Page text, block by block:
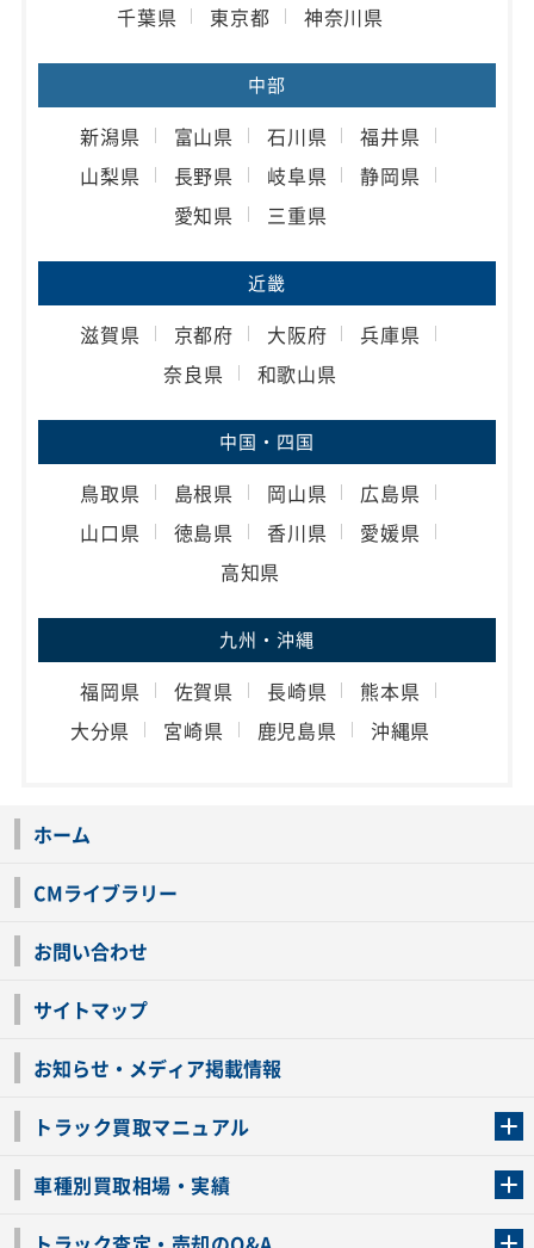
千葉県
東京都 神奈川県
中部
新潟県 富山県 石川県
福井県
山梨県
長野県 岐阜県
静岡県
愛知県
三重県
近畿
滋賀県 京都府 大阪府
兵庫県
奈良県
和歌山県
中国・四国
鳥取県 島根県 岡山県
広島県
山口県
徳島県 香川県
愛媛県
高知県
九州・沖縄
福岡県 佐賀県 長崎県
熊本県
大分県
宮崎県 鹿児島県 沖縄県
ホーム
CMライブラリー
お問い合わせ
サイトマップ
お知らせ・メディア掲載情報
トラック買取マニュアル
車種別買取相場・実績